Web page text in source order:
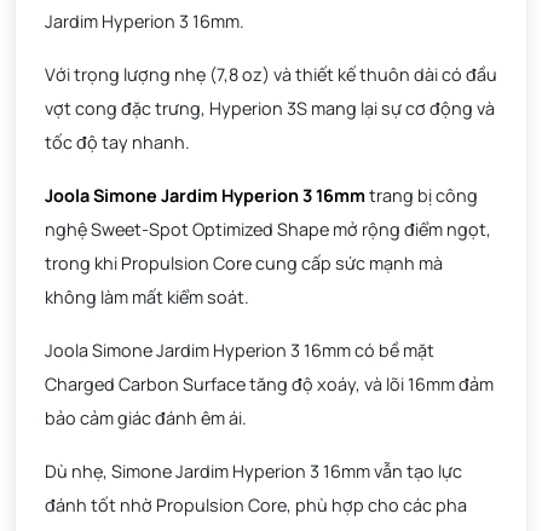
Jardim Hyperion 3 16mm.
Với trọng lượng nhẹ (7,8 oz) và thiết kế thuôn dài có đầu
vợt cong đặc trưng, Hyperion 3S mang lại sự cơ động và
tốc độ tay nhanh.
Joola Simone Jardim Hyperion 3 16mm trang bị công
nghệ Sweet-Spot Optimized Shape mở rộng điểm ngọt,
trong khi Propulsion Core cung cấp sức mạnh mà
không làm mất kiểm soát.
Joola Simone Jardim Hyperion 3 16mm có bề mặt
Charged Carbon Surface tăng độ xoáy, và lõi 16mm đảm
bảo cảm giác đánh êm ái.
Dù nhẹ, Simone Jardim Hyperion 3 16mm vẫn tạo lực
đánh tốt nhờ Propulsion Core, phù hợp cho các pha